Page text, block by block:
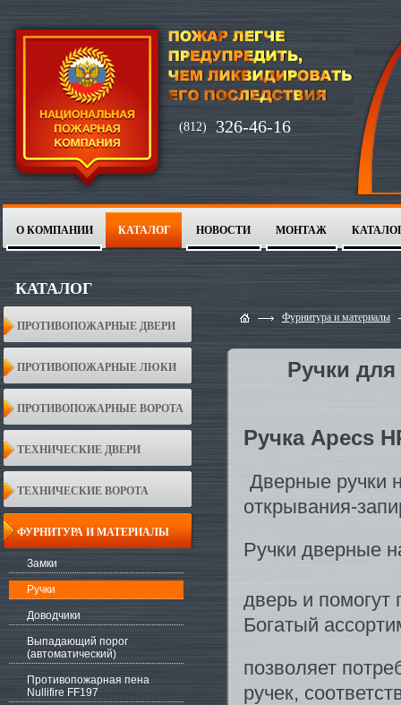
О КОМПАНИИ КАТАЛОГ НОВОСТИ МОНТАЖ
(812) 326-46-16
КАТАЛОГ
ПРОТИВОПОЖАРНЫЕ ДВЕРИ
ПРОТИВОПОЖАРНЫЕ ЛЮКИ
ПРОТИВОПОЖАРНЫЕ ВОРОТА
ТЕХНИЧЕСКИЕ ДВЕРИ
ТЕХНИЧЕСКИЕ ВОРОТА
ФУРНИТУРА И МАТЕРИАЛЫ
Замки
Ручки
Доводчики
Выпадающий порог
(автоматический)
Противопожарная пена
Nullifire FF197
Фурнитура и материалы
Ручки
Ручка Apecs
Дверные ручки
открывания-
Ручки дверные
дверь и помогут
Богатый
позволяет
ручек,